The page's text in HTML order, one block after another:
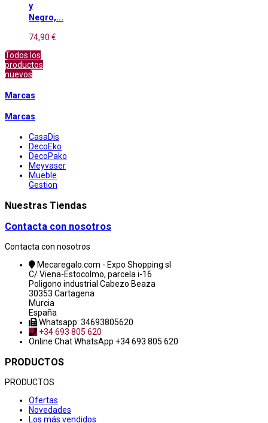
y
Negro,...
74,90 €
Todos los
productos
nuevos
Marcas
Marcas
CasaDis
DecoEko
DecoPako
Meyvaser
Mueble
Gestion
Nuestras Tiendas
Contacta con nosotros
Contacta con nosotros
Mecaregalo.com - Expo Shopping sl
C/ Viena-Estocolmo, parcela i-16
Poligono industrial Cabezo Beaza
30353 Cartagena
Murcia
España
Whatsapp: 34693805620
+34 693 805 620
Online ChatWhatsApp +34 693 805 620
PRODUCTOS
PRODUCTOS
Ofertas
Novedades
Los más vendidos